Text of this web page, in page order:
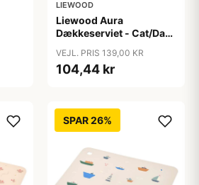
LIEWOOD
Liewood Aura
Dækkeserviet - Cat/Dark
VEJL. PRIS 139,00 KR
104,44 kr
SPAR 26%